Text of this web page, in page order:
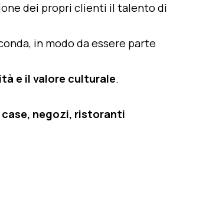
dei propri clienti il talento di
in modo da essere parte
e il valore culturale.
negozi, ristoranti